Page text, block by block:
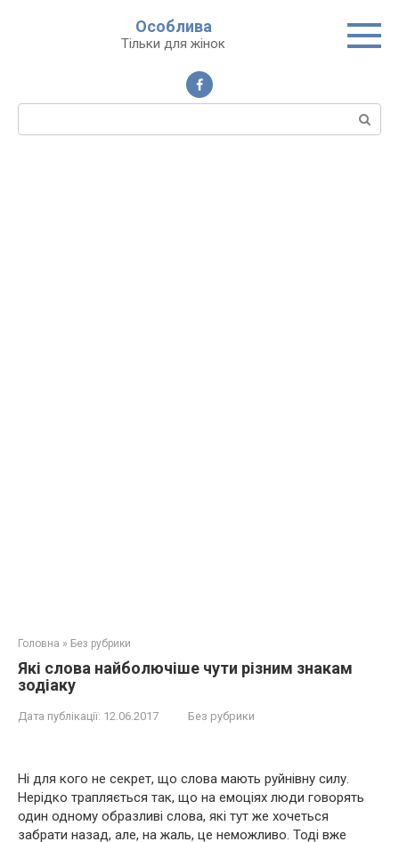
Особлива
Тільки для жінок
Пошук:
Головна » Без рубрики
Які слова найболючіше чути різним знакам
зодіаку
Дата публікації: 12.06.2017 Без рубрики
Ні для кого не секрет, що слова мають руйнівну силу.
Нерідко трапляється так, що на емоціях люди говорять
один одному образливі слова, які тут же хочеться
забрати назад, але, на жаль, це неможливо. Тоді вже